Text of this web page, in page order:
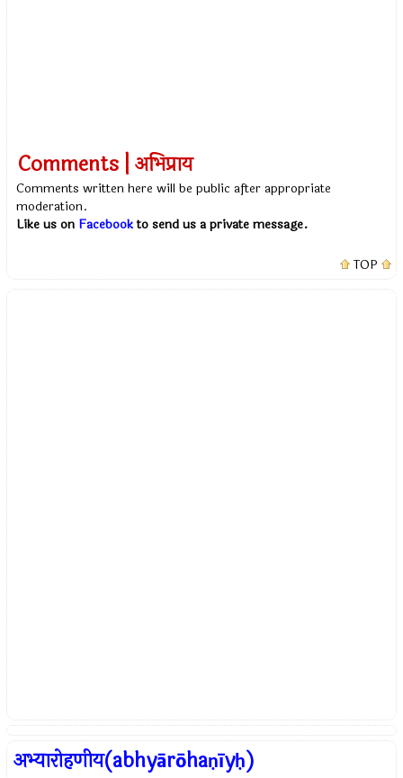
Comments | अभिप्राय
Comments written here will be public after appropriate
moderation.
Like us on Facebookto send us a private message.
TOP
अभ्यारोहणीय(abhyārōhaṇīyḥ)